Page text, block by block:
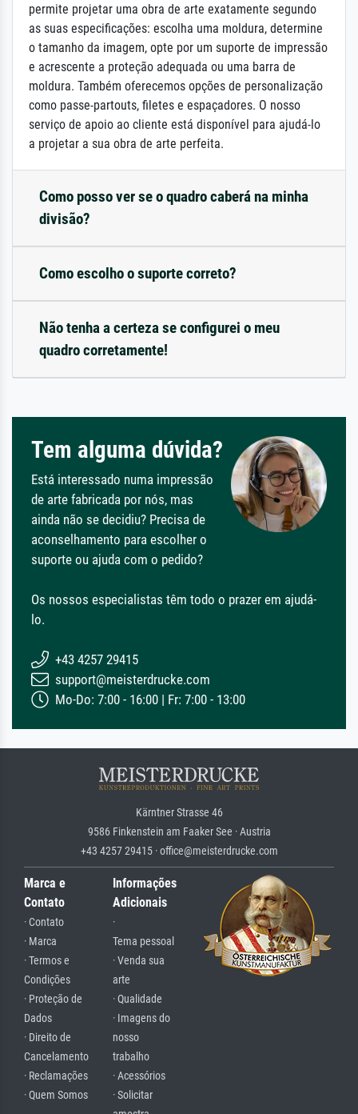
permite projetar uma obra de arte exatamente segundo
as suas especificações: escolha uma moldura, determine
o tamanho da imagem, opte por um suporte de impressão
e acrescente a proteção adequada ou uma barra de
moldura. Também oferecemos opções de personalização
como passe-partouts, filetes e espaçadores. O nosso
serviço de apoio ao cliente está disponível para ajudá-lo
a projetar a sua obra de arte perfeita.
Como posso ver se o quadro caberá na minha
divisão?
Como escolho o suporte correto?
Não tenha a certeza se configurei o meu
quadro corretamente!
Tem alguma dúvida?
Está interessado numa impressão
de arte fabricada por nós, mas
ainda não se decidiu? Precisa de
aconselhamento para escolher o
suporte ou ajuda com o pedido?
Os nossos especialistas têm todo o prazer em ajudá-
lo.
+43 4257 29415
support@meisterdrucke.com
Mo-Do: 7:00 - 16:00 | Fr: 7:00 - 13:00
Kärntner Strasse 46
9586 Finkenstein am Faaker See · Austria
+43 4257 29415 · office@meisterdrucke.com
Marca e
Contato
· Contato
· Marca
· Termos e
Condições
· Proteção de
Dados
· Direito de
Cancelamento
· Reclamações
· Quem Somos
Informações
Adicionais
·
Tema pessoal
· Venda sua
arte
· Qualidade
· Imagens do
nosso
trabalho
· Acessórios
· Solicitar